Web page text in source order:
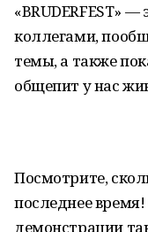
«BRUDERFEST»
коллегами,
темы, а также
общепит у нас
Посмотрите,
последнее
демонстрации